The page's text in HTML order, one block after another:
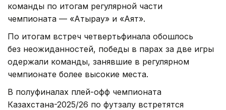
команды по итогам регулярной части
чемпионата — «Атырау» и «Аят».
По итогам встреч четвертьфинала обошлось
без неожиданностей, победы в парах за две игры
одержали команды, занявшие в регулярном
чемпионате более высокие места.
В полуфиналах плей-офф чемпионата
Казахстана-2025/26 по футзалу встретятся